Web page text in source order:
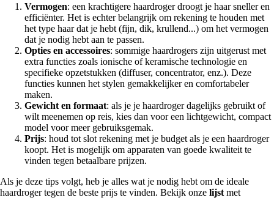
Vermogen: een krachtigere haardroger droogt je haar sneller en
efficiënter. Het is echter belangrijk om rekening te houden met
het type haar dat je hebt (fijn, dik, krullend...) om het vermogen
dat je nodig hebt aan te passen.
Opties en accessoires: sommige haardrogers zijn uitgerust met
extra functies zoals ionische of keramische technologie en
specifieke opzetstukken (diffuser, concentrator, enz.). Deze
functies kunnen het stylen gemakkelijker en comfortabeler
maken.
Gewicht en formaat: als je je haardroger dagelijks gebruikt of
wilt meenemen op reis, kies dan voor een lichtgewicht, compact
model voor meer gebruiksgemak.
Prijs: houd tot slot rekening met je budget als je een haardroger
koopt. Het is mogelijk om apparaten van goede kwaliteit te
vinden tegen betaalbare prijzen.
Als je deze tips volgt, heb je alles wat je nodig hebt om de ideale
haardroger tegen de beste prijs te vinden. Bekijk onze lijst met